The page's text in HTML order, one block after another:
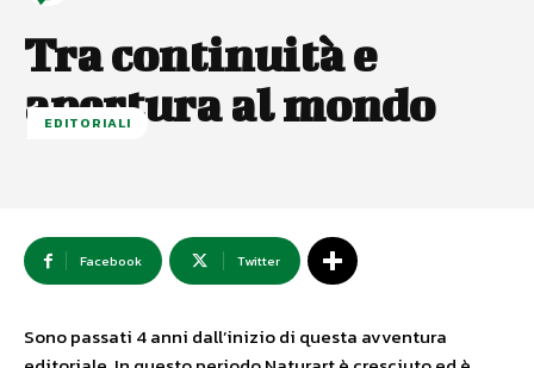
Tra continuità e
apertura al mondo
EDITORIALI
Facebook Twitter
Sono passati 4 anni dall’inizio di questa avventura